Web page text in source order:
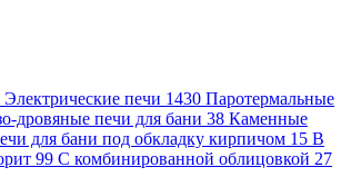
Электрические печи 1430 Паротермальные
дровяные печи для бани 38 Каменные
для бани под обкладку кирпичом 15 В
99 С комбинированной облицовкой 27